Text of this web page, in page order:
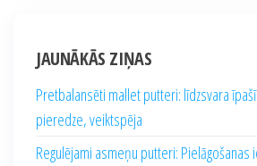
JAUNĀKĀS ZIŅAS
Pretbalansēti mallet putteri: līdzsvara
pieredze, veiktspēja
Regulējami asmeņu putteri: Pielāgošanas